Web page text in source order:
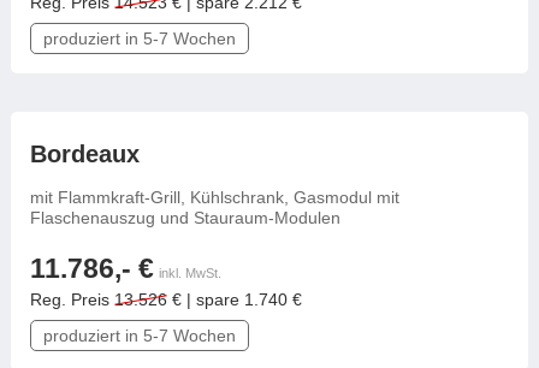
produziert in 5-7 Wochen
Bordeaux
mit Flammkraft-Grill, Kühlschrank, Gasmodul mit
Flaschenauszug und Stauraum-Modulen
11.786,- € inkl. MwSt.
Reg. Preis 13.526 € | spare 1.740 €
produziert in 5-7 Wochen